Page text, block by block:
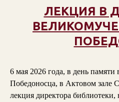
ЛЕКЦИЯ В
6 мая 2026 года, в день памяти
Победоносца, в Актовом зале
лекция директора